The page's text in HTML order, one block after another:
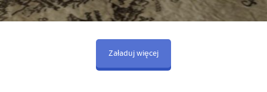
Załaduj więcej